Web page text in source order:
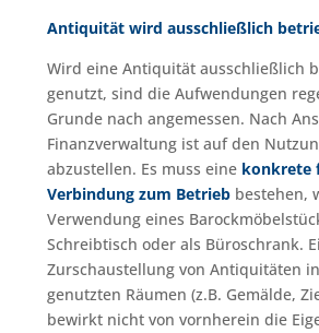
Antiquität wird ausschließlich
Wird eine Antiquität ausschließlich
genutzt, sind die Aufwendungen
Grunde nach angemessen. Nach
Finanzverwaltung ist auf den
abzustellen. Es muss eine konkrete
Verbindung zum Betriebbestehen,
Verwendung eines
Schreibtisch oder als Büroschrank.
Zurschaustellung von Antiquitäten
genutzten Räumen (z.B. Gemälde,
bewirkt nicht von vornherein die